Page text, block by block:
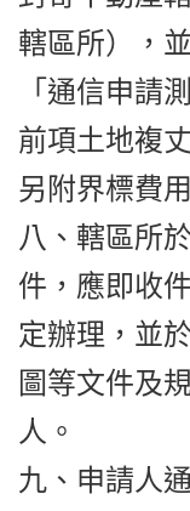
轄區所），
「通信申請
前項土地複
另附界標費
八、轄區所
件，應即收
定辦理，並
圖等文件及
人。
九、申請人